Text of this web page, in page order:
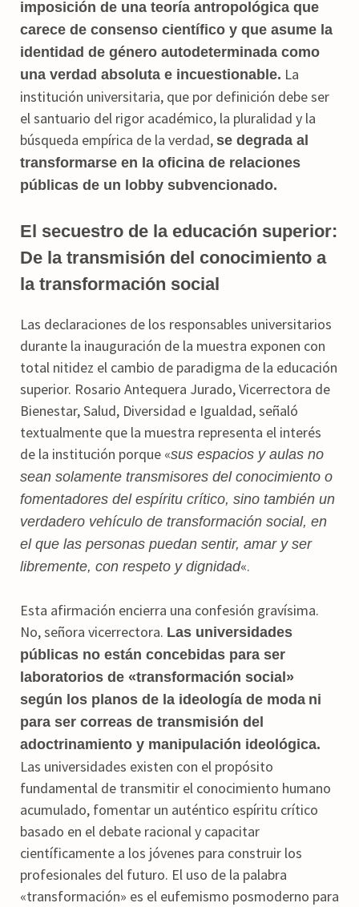
imposición de una teoría antropológica que
carece de consenso científico y que asume la
identidad de género autodeterminada como
una verdad absoluta e incuestionable. La
institución universitaria, que por definición debe ser
el santuario del rigor académico, la pluralidad y la
búsqueda empírica de la verdad, se degrada al
transformarse en la oficina de relaciones
públicas de un lobby subvencionado.
El secuestro de la educación superior:
De la transmisión del conocimiento a
la transformación social
Las declaraciones de los responsables universitarios
durante la inauguración de la muestra exponen con
total nitidez el cambio de paradigma de la educación
superior. Rosario Antequera Jurado, Vicerrectora de
Bienestar, Salud, Diversidad e Igualdad, señaló
textualmente que la muestra representa el interés
de la institución porque «sus espacios y aulas no
sean solamente transmisores del conocimiento o
fomentadores del espíritu crítico, sino también un
verdadero vehículo de transformación social, en
el que las personas puedan sentir, amar y ser
libremente, con respeto y dignidad«.
Esta afirmación encierra una confesión gravísima.
No, señora vicerrectora. Las universidades
públicas no están concebidas para ser
laboratorios de «transformación social»
según los planos de la ideología de moda ni
para ser correas de transmisión del
adoctrinamiento y manipulación ideológica.
Las universidades existen con el propósito
fundamental de transmitir el conocimiento humano
acumulado, fomentar un auténtico espíritu crítico
basado en el debate racional y capacitar
científicamente a los jóvenes para construir los
profesionales del futuro. El uso de la palabra
«transformación» es el eufemismo posmoderno para